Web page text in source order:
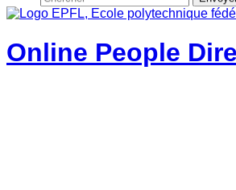
Online People